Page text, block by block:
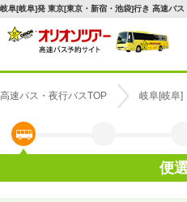
岐阜[岐阜]発 東京[東京・新宿・池袋]行き 高速バ
高速バス・夜行バスTOP 岐阜[岐阜]
便